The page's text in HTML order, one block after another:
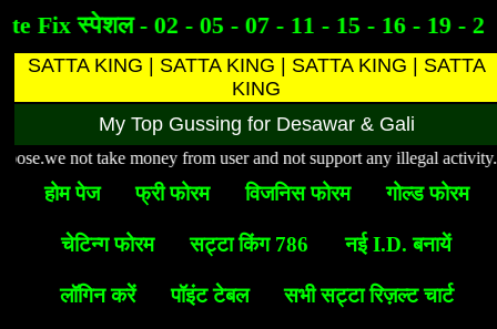
Fix स्पेशल - 02 - 05 - 07 - 11 - 15 - 16 - 19 - 21 -
SATTA KING | SATTA KING | SATTA KING | SATTA
KING
My Top Gussing for Desawar & Gali
not take money from user and not support any illegal
होम पेज फ्री फोरम विजनिस फोरम गोल्ड फोरम
चेटिन्ग फोरम सट्टा किंग 786 नई I.D. बनायें
लॉगिन करें पॉइंट टेबल सभी सट्टा रिज़ल्ट चार्ट